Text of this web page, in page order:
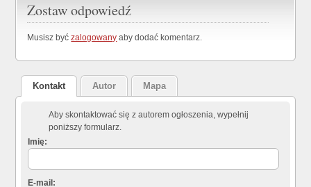
Zostaw odpowiedź
Musisz byćzalogowany aby dodać komentarz.
Kontakt Autor Mapa
Aby skontaktować się z autorem ogłoszenia, wypełnij
poniższy formularz.
Imię:
E-mail: